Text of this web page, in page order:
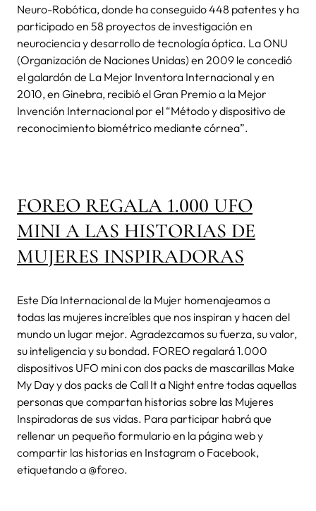
Neuro-Robótica, donde ha conseguido 448 patentes y ha
participado en 58 proyectos de investigación en
neurociencia y desarrollo de tecnología óptica. La ONU
(Organización de Naciones Unidas) en 2009 le concedió
el galardón de La Mejor Inventora Internacional y en
2010, en Ginebra, recibió el Gran Premio a la Mejor
Invención Internacional por el “Método y dispositivo de
reconocimiento biométrico mediante córnea”.
FOREO REGALA 1.000 UFO
MINI A LAS HISTORIAS DE
MUJERES INSPIRADORAS
Este Día Internacional de la Mujer homenajeamos a
todas las mujeres increíbles que nos inspiran y hacen del
mundo un lugar mejor. Agradezcamos su fuerza, su valor,
su inteligencia y su bondad. FOREO regalará 1.000
dispositivos UFO mini con dos packs de mascarillas Make
My Day y dos packs de Call It a Night entre todas aquellas
personas que compartan historias sobre las Mujeres
Inspiradoras de sus vidas. Para participar habrá que
rellenar un pequeño formulario en la página web y
compartir las historias en Instagram o Facebook,
etiquetando a @foreo.